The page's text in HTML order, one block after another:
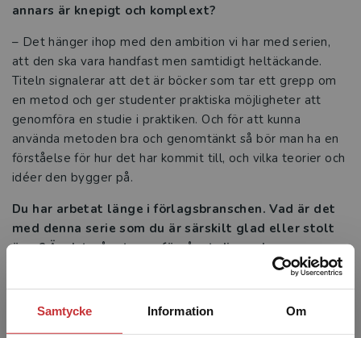
Samtycke Information Om
annars är knepigt och komplext?
– Det hänger ihop med den ambition vi har med serien,
att den ska vara handfast men samtidigt heltäckande.
Titeln signalerar att det är böcker som tar ett grepp om
en metod och ger studenter praktiska möjligheter att
genomföra en studie i praktiken. Och för att kunna
använda metoden bra och genomtänkt så bör man ha en
förståelse för hur det har kommit till, och vilka teorier och
idéer den bygger på.
Du har arbetat länge i förlagsbranschen. Vad är det
med denna serie som du är särskilt glad eller stolt
över? Är det något som förvånat dig under resans
inom alla delar av samhällsvetenskapen. Trots att det